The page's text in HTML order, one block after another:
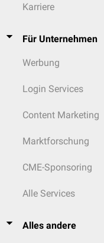
Karriere
Für Unternehmen
Werbung
Login Services
Content Marketing
Marktforschung
CME-Sponsoring
Alle Services
Alles andere